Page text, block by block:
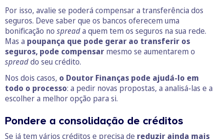
Por isso, avalie se poderá compensar a transferência dos
seguros. Deve saber que os bancos oferecem uma
bonificação no spreada quem tem os seguros na sua rede.
Mas a poupança que pode gerar ao transferir os
seguros, pode compensar mesmo se aumentarem o
spreaddo seu crédito.
Nos dois casos, o Doutor Finanças pode ajudá-lo em
todo o processo: a pedir novas propostas, a analisá-las e a
escolher a melhor opção para si.
Pondere a consolidação de créditos
Se já tem vários créditos e precisa de reduzir ainda mais